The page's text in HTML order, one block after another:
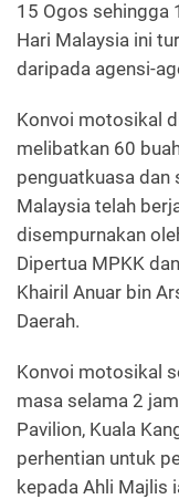
15 Ogos sehingga
Hari Malaysia ini
daripada agensi-
Konvoi motosikal
melibatkan 60
penguatkuasa dan
Malaysia telah
disempurnakan
Dipertua MPKK
Khairil Anuar bin
Daerah.
Konvoi motosikal
masa selama 2
Pavilion, Kuala
perhentian untuk
kepada Ahli Majlis